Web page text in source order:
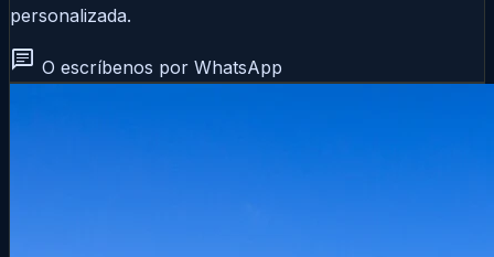
personalizada.
chat O escríbenos por WhatsApp